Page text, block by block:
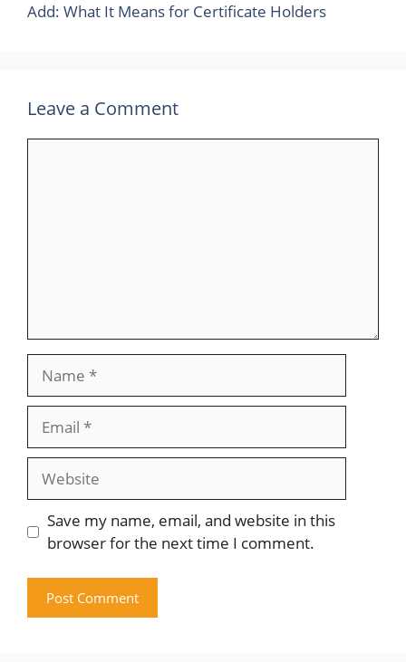
Add: What It Means for Certificate Holders
Leave a Comment
Website
Save my name, email, and website in this
browser for the next time I comment.